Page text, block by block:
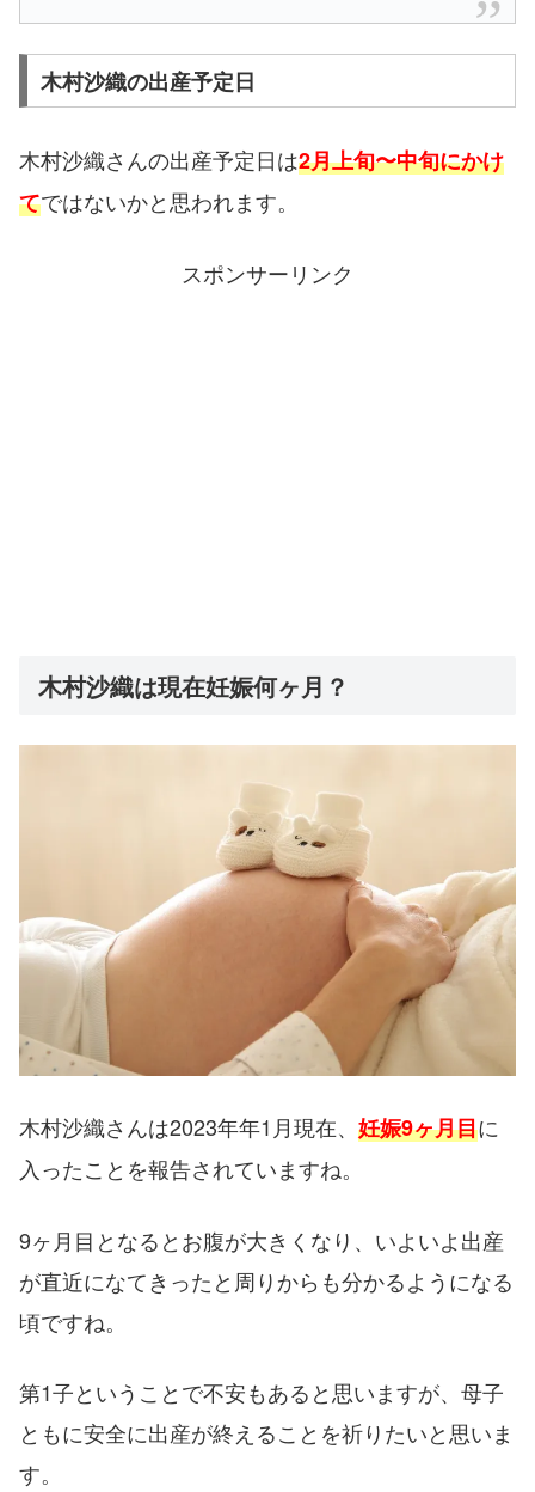
木村沙織の出産予定日
木村沙織さんの出産予定日は2月上旬〜中旬にかけ
てではないかと思われます。
スポンサーリンク
木村沙織は現在妊娠何ヶ月？
木村沙織さんは2023年年1月現在、 妊娠9ヶ月目に
入ったことを報告されていますね。
9ヶ月目となるとお腹が大きくなり、いよいよ出産
が直近になてきったと周りからも分かるようになる
頃ですね。
第1子ということで不安もあると思いますが、母子
ともに安全に出産が終えることを祈りたいと思いま
す。